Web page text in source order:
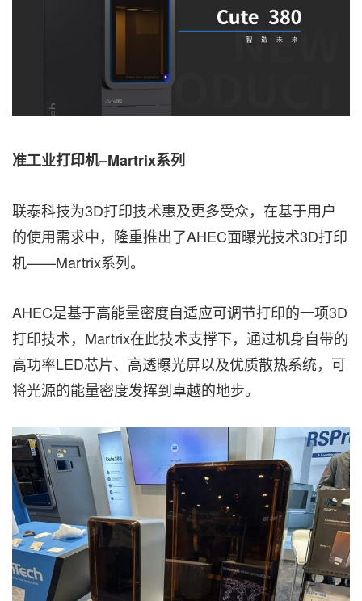
准工业打印机–Martrix系列
联泰科技为3D打印技术惠及更多受众，在基于用户
的使用需求中，隆重推出了AHEC面曝光技术3D打印
机——Martrix系列。
AHEC是基于高能量密度自适应可调节打印的一项3D
打印技术，Martrix在此技术支撑下，通过机身自带的
高功率LED芯片、高透曝光屏以及优质散热系统，可
将光源的能量密度发挥到卓越的地步。